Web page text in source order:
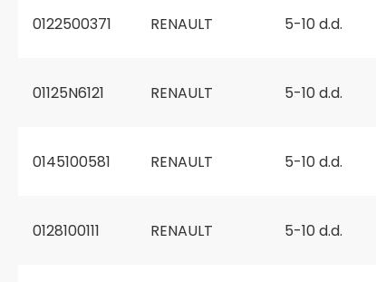
0122500371 RENAULT 5-10 d.d.
01125N6121 RENAULT 5-10 d.d.
0145100581 RENAULT 5-10 d.d.
0128100111 RENAULT 5-10 d.d.